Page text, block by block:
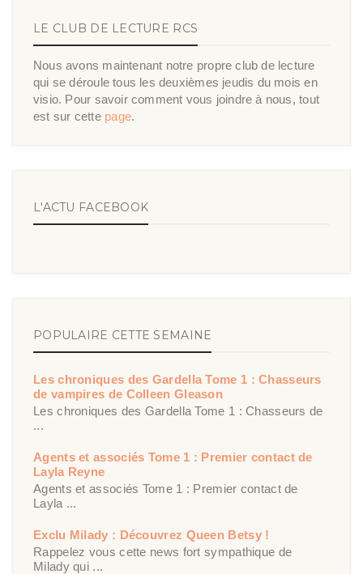
LE CLUB DE LECTURE RCS
Nous avons maintenant notre propre club de lecture
qui se déroule tous les deuxièmes jeudis du mois en
visio. Pour savoir comment vous joindre à nous, tout
est sur cette page.
L'ACTU FACEBOOK
POPULAIRE CETTE SEMAINE
Les chroniques des Gardella Tome 1 : Chasseurs
de vampires de Colleen Gleason
Les chroniques des Gardella Tome 1 : Chasseurs de
...
Agents et associés Tome 1 : Premier contact de
Layla Reyne
Agents et associés Tome 1 : Premier contact de
Layla ...
Exclu Milady : Découvrez Queen Betsy !
Rappelez vous cette news fort sympathique de
Milady qui ...